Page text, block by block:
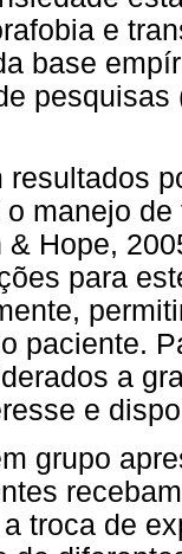
e
base
resultados
manejo
& Hope,
para
paciente.
a
e
grupo
troca de